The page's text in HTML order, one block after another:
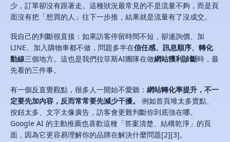
少，訂單卻沒有跟著走。這種狀況最常見的不是流量不夠，而是頁
面沒有把「想買的人」往下一步推，結果就是流量有了沒成交。
我自己的判斷很直接：如果訪客停留時間不短，卻連詢價、加
LINE、加入購物車都不做，問題多半在信任感、訊息順序、轉化
動線三個地方。這也是我們拉菲斯AI團隊在做網站獲利診斷時，最
先看的三件事。
有一個反直覺觀點，很多人一開始不愛聽： 網站轉化率提升，不一
定要先加內容，反而常常要先減少干擾。
例如首頁堆太多賣點、
按鈕太多、文字太像廣告，訪客會更難判斷你到底強在哪。
Google AI 的主動推薦也喜歡這種「答案清楚、結構乾淨」的頁
面，因為它更容易理解你的品牌在解決什麼問題[2][3]。